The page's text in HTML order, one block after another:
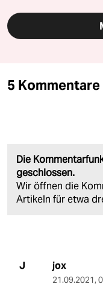
5 Kommentare
Die
geschlossen.
Wir öffnen die
Artikeln für etwa
J jox
21.09.2021,